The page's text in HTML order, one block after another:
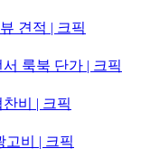
견적 | 크픽
룩북 단가 | 크픽
비 | 크픽
고비 | 크픽